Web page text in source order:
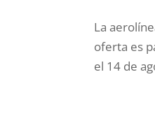
La
oferta es
el 14 de